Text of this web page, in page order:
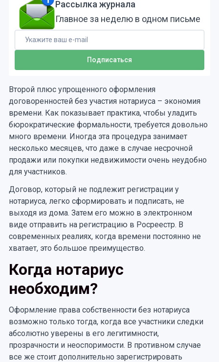
Рассылка журнала
Главное за неделю в одном письме
Второй плюс упрощенного оформления
договоренностей без участия нотариуса – экономия
времени. Как показывает практика, чтобы уладить
бюрократические формальности, требуется довольно
много времени. Иногда эта процедура занимает
несколько месяцев, что даже в случае несрочной
продажи или покупки недвижимости очень неудобно
для участников.
Договор, который не подлежит регистрации у
нотариуса, легко сформировать и подписать, не
выходя из дома. Затем его можно в электронном
виде отправить на регистрацию в Росреестр. В
современных реалиях, когда времени постоянно не
хватает, это большое преимущество.
Когда нотариус
необходим?
Оформление права собственности без нотариуса
возможно только тогда, когда все участники следки
абсолютно уверены в его легитимности,
прозрачности и неоспоримости. В противном случае
все же стоит дополнительно зарегистрировать